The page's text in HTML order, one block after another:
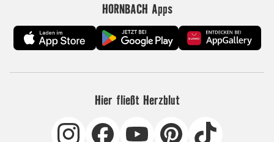
HORNBACH Apps
Hier fließt Herzblut